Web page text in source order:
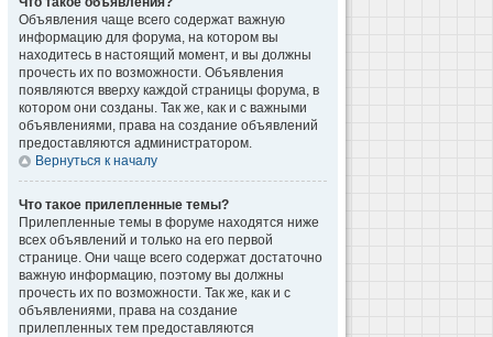
Объявления чаще всего содержат важную
информацию для форума, на котором вы
находитесь в настоящий момент, и вы должны
прочесть их по возможности. Объявления
появляются вверху каждой страницы форума, в
котором они созданы. Так же, как и с важными
объявлениями, права на создание объявлений
предоставляются администратором.
Вернуться к началу
Что такое прилепленные темы?
Прилепленные темы в форуме находятся ниже
всех объявлений и только на его первой
странице. Они чаще всего содержат достаточно
важную информацию, поэтому вы должны
прочесть их по возможности. Так же, как и с
объявлениями, права на создание
прилепленных тем предоставляются